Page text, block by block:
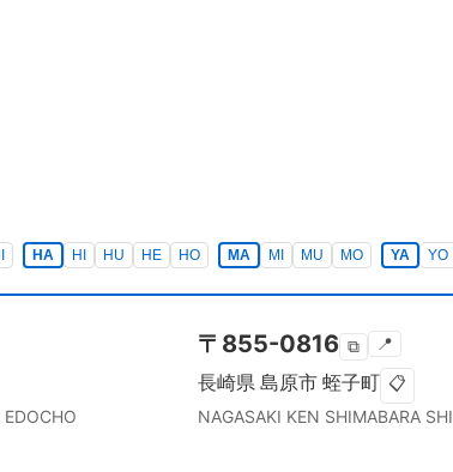
HA HI HU HE HO MA MI MU MO YA YO
EDOCHO
〒 855-0816 ⧉ 📍
長崎県 島原市 蛭子町 📋
NAGASAKI KEN SHIMABARA SHI